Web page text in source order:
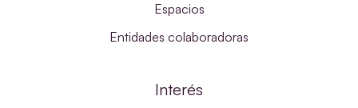
Espacios
Entidades colaboradoras
Interés